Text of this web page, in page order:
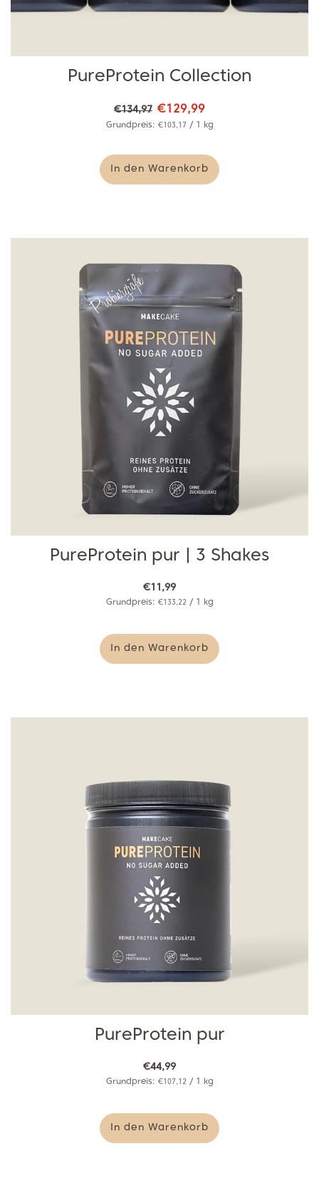
PureProtein Collection
Normaler
Preis
€134,97 €129,99
Grundpreis: €103,17 / kg
In den Warenkorb
PureProtein pur | 3 Shakes
€11,99
Grundpreis: €133,22 / kg
In den Warenkorb
PureProtein pur
€44,99
Grundpreis: €107,12 / kg
In den Warenkorb